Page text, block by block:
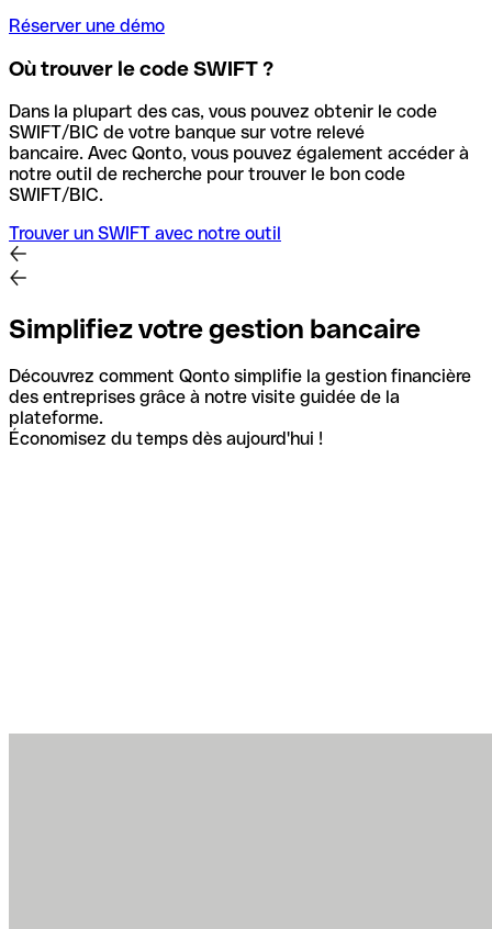
Réserver une démo
Où trouver le code SWIFT ?
Dans la plupart des cas, vous pouvez obtenir le code
SWIFT/BIC de votre banque sur votre relevé
bancaire. Avec Qonto, vous pouvez également accéder à
notre outil de recherche pour trouver le bon code
SWIFT/BIC.
Trouver un SWIFT avec notre outil
Simplifiez votre gestion bancaire
Découvrez comment Qonto simplifie la gestion financière
des entreprises grâce à notre visite guidée de la
plateforme.
Économisez du temps dès aujourd'hui !